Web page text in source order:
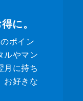
に。
ポイン
ルやマン
月に持ち
お好きな